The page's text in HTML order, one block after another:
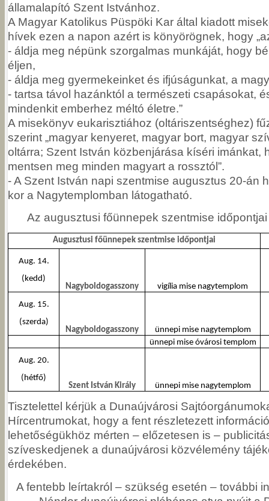
államalapító Szent Istvánhoz.
A Magyar Katolikus Püspöki Kar által kiadott
hívek ezen a napon azért is könyörögnek, hogy
- áldja meg népünk szorgalmas munkáját, hogy
éljen,
- áldja meg gyermekeinket és ifjúságunkat, a
- tartsa távol hazánktól a természeti csapásokat,
mindenkit emberhez méltó életre.”
A misekönyv eukarisztiához (oltáriszentséghez)
szerint „magyar kenyeret, magyar bort, magyar
oltárra; Szent István közbenjárása kíséri imánkat,
mentsen meg minden magyart a rossztól”.
- A Szent István napi szentmise augusztus 20-án
kor a Nagytemplomban látogatható.
Az augusztusi főünnepek szentmise
Augusztusi főünnepek szentmise időpontjai
Aug. 14.
(kedd)
Nagyboldogasszony
vigília mise nagytemplom
Aug. 15.
(szerda)
Nagyboldogasszony
ünnepi mise nagytemplom
ünnepi mise óvárosi templom
Aug. 20.
(hétfő)
Szent István Király
ünnepi mise nagytemplom
Tisztelettel kérjük a Dunaújvárosi
Hírcentrumokat, hogy a fent részletezett
lehetőségükhöz mérten – előzetesen is –
szíveskedjenek a dunaújvárosi közvélemény
érdekében.
A fentebb leírtakról – szükség esetén – további